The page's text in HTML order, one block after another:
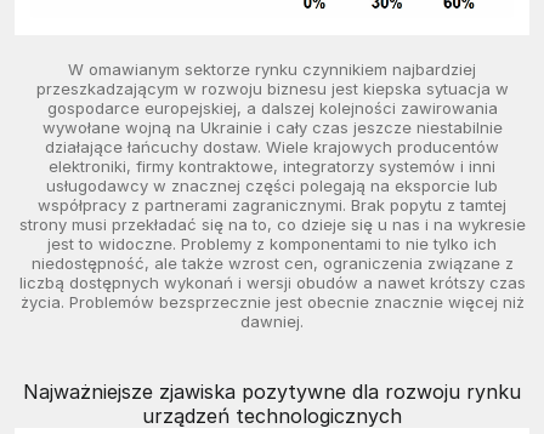
W omawianym sektorze rynku czynnikiem najbardziej
przeszkadzającym w rozwoju biznesu jest kiepska sytuacja w
gospodarce europejskiej, a dalszej kolejności zawirowania
wywołane wojną na Ukrainie i cały czas jeszcze niestabilnie
działające łańcuchy dostaw. Wiele krajowych producentów
elektroniki, firmy kontraktowe, integratorzy systemów i inni
usługodawcy w znacznej części polegają na eksporcie lub
współpracy z partnerami zagranicznymi. Brak popytu z tamtej
strony musi przekładać się na to, co dzieje się u nas i na wykresie
jest to widoczne. Problemy z komponentami to nie tylko ich
niedostępność, ale także wzrost cen, ograniczenia związane z
liczbą dostępnych wykonań i wersji obudów a nawet krótszy czas
życia. Problemów bezsprzecznie jest obecnie znacznie więcej niż
dawniej.
Najważniejsze zjawiska pozytywne dla rozwoju rynku
urządzeń technologicznych